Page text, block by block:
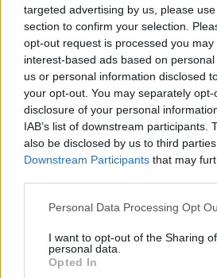
targeted advertising by us, please
section to confirm your selection.
opt-out request is processed you may
interest-based ads based on
us or personal information disclosed
your opt-out. You may separately
disclosure of your personal
IAB’s list of downstream participants.
also be disclosed by us to third
Downstream Participants that may
Please note that this website/app
not limited to your visit or usage
grant or deny consent to Google and
use your data for below specified
Personal Data Processing Opt
I want to opt-out of the Sharing
personal data.
Opted In
ΕΛΛΑΔΑ
17/09/2025 - 16:16
Πώς δρούσε ο 25χρονος
τις μαθήτριες με
ρόλος των social media
Η αντίστροφη μέτρηση για
25χρονου ξεκίνησε μετά